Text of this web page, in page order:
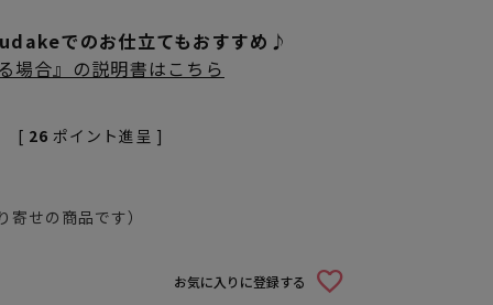
でのお仕立てもおすすめ♪
場合』の説明書はこちら
[ 26 ポイント進呈 ]
せの商品です）
お気に入りに登録する